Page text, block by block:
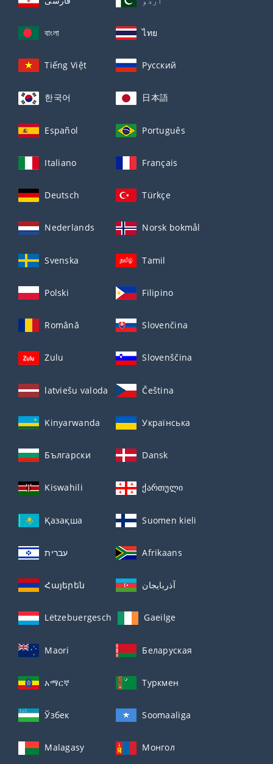
বাংলা ไทย
Tiếng Việt Русский
한국어 日本語
Español Português
Italiano Français
Deutsch Türkçe
Nederlands Norsk bokmål
Svenska Tamil
Polski Filipino
Română Slovenčina
Zulu Slovenščina
latviešu valoda Čeština
Kinyarwanda Українська
Български Dansk
Kiswahili ქართული
Қазақша Suomen kieli
עברית Afrikaans
Հայերեն آذربايجان
Lëtzebuergesch Gaeilge
Maori Беларуская
አማርኛ Туркмен
Ўзбек Soomaaliga
Malagasy Монгол